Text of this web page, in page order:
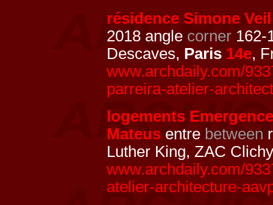
résidence Simone
2018 angle corner 162-
Descaves, Paris 14e,
www.archdaily.com/
parreira-atelier-
logements Emergence
Mateus entre between
Luther King, ZAC
www.archdaily.com/
atelier-architecture-